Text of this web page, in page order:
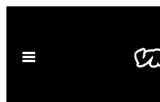
content
Open